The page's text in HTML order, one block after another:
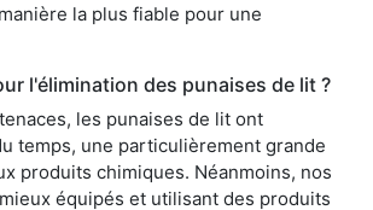
la plus fiable pour une
l'élimination des punaises de lit ?
les punaises de lit ont
temps, une particulièrement grande
produits chimiques. Néanmoins, nos
équipés et utilisant des produits